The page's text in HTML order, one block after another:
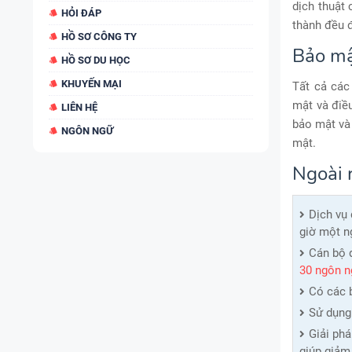
HỎI ĐÁP
HỒ SƠ CÔNG TY
HỒ SƠ DU HỌC
KHUYẾN MẠI
LIÊN HỆ
NGÔN NGỮ
dịch thuật
thành đều
Bảo
Tất cả
mật và
bảo mật
mật.
Ngoài
Dịch vụ
giờ một
Cán bộ
30 ngôn
Có các
Sử
Giải